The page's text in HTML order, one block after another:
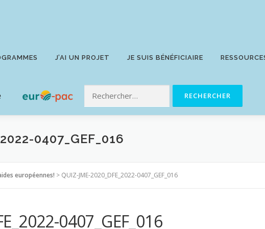
J’AI UN PROJET JE SUIS BÉNÉFICIAIRE
0407_GEF_016
européennes! > QUIZ-JME-2020_DFE_2022-0407_GEF_016
0407_GEF_016